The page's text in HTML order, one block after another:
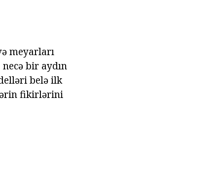
meyarları
bir aydın
belə ilk
fikirlərini